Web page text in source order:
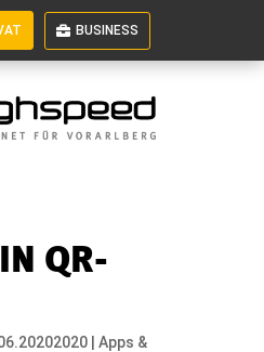
BUSINESS
QR-
| Apps &